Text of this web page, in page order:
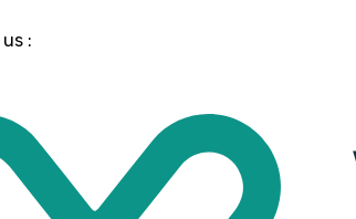
: Get in touch with us